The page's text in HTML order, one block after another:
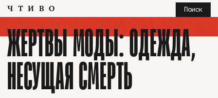
ЧТИВО Поиск
ЖЕРТВЫ МОДЫ: ОДЕЖДА,
НЕСУЩАЯ СМЕРТЬ